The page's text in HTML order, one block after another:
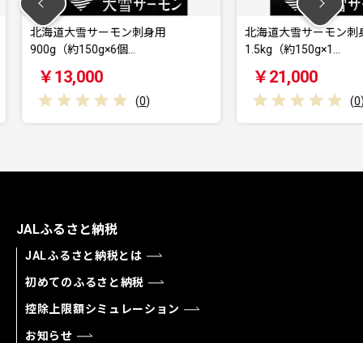
北海道大雪サーモン刺身用
1.5kg（約150g×1…
≪訳あ
★ 岸田
JALふるさと納税
JALふるさと納税とは
初めてのふるさと納税
控除上限額シミュレーション
お知らせ